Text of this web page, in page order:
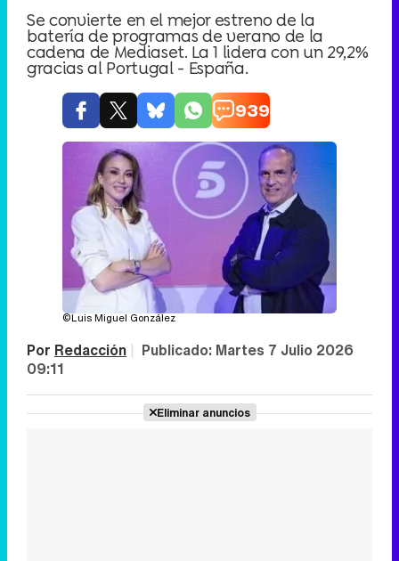
Se convierte en el mejor estreno de la
batería de programas de verano de la
cadena de Mediaset. La 1 lidera con un 29,2%
gracias al Portugal - España.
939
©Luis Miguel González
Por Redacción | Publicado: Martes 7 Julio 2026
09:11
Eliminar anuncios